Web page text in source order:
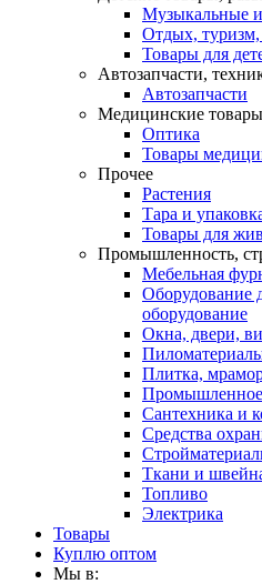
Музыкальные
Отдых, туризм,
Товары для
Автозапчасти,
Автозапчасти
Медицинские товары
Оптика
Товары
Прочее
Растения
Тара и
Товары для
Промышленность,
Мебельная
Оборудование
оборудование
Окна, двери,
Плитка,
Промышленное
Сантехника и
Средства
Ткани и
Топливо
Электрика
Товары
Куплю оптом
Мы в: